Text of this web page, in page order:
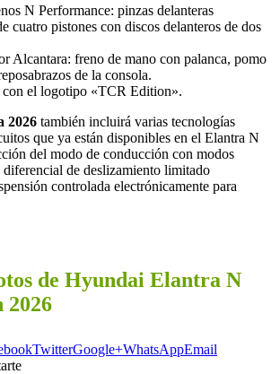
N Performance: pinzas delanteras
cuatro pistones con discos delanteros de dos
Alcantara: freno de mano con palanca, pomo
de la consola.
con el logotipo «TCR Edition».
2026 también incluirá varias tecnologías
que ya están disponibles en el Elantra N
del modo de conducción con modos
de deslizamiento limitado
controlada electrónicamente para
de Hyundai Elantra N
2026
TwitterGoogle+WhatsAppEmail